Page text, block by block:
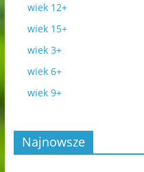
wiek 12+
wiek 15+
wiek 3+
wiek 6+
wiek 9+
Najnowsze